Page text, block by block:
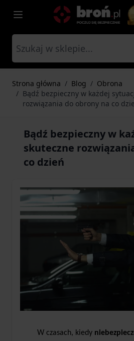
Przejdź do treści
Strona główna / Blog / Obrona
/ Bądź bezpieczny w każdej
rozwiązania do obrony na co
Bądź bezpieczny w
skuteczne
co dzień
W czasach, kiedy